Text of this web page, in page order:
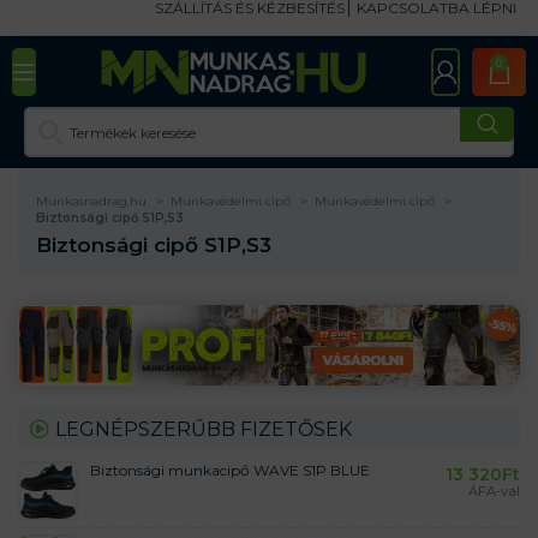
SZÁLLÍTÁS ÉS KÉZBESÍTÉS KAPCSOLATBA LÉPNI
0
Munkasnadrag.hu Munkavédelmi cipő
Munkavédelmi cipő
Biztonsági cipő S1P,S3
Biztonsági cipő S1P,S3
LEGNÉPSZERŰBB FIZETŐSEK
Biztonsági munkacipő WAVE S1P BLUE 13 320Ft
ÁFA-val